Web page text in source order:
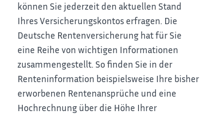
können Sie jederzeit den aktuellen Stand
Ihres Versicherungskontos erfragen. Die
Deutsche Rentenversicherung hat für Sie
eine Reihe von wichtigen Informationen
zusammengestellt. So finden Sie in der
Renteninformation beispielsweise Ihre bisher
erworbenen Rentenansprüche und eine
Hochrechnung über die Höhe Ihrer